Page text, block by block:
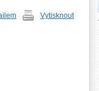
Vytisknout